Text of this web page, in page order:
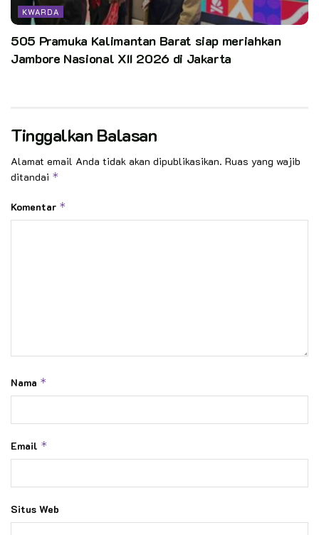
KWARDA
505 Pramuka Kalimantan Barat siap meriahkan
Jambore Nasional XII 2026 di Jakarta
Tinggalkan Balasan
Alamat email Anda tidak akan dipublikasikan. Ruas yang wajib
ditandai *
Komentar *
Nama *
Email *
Situs Web